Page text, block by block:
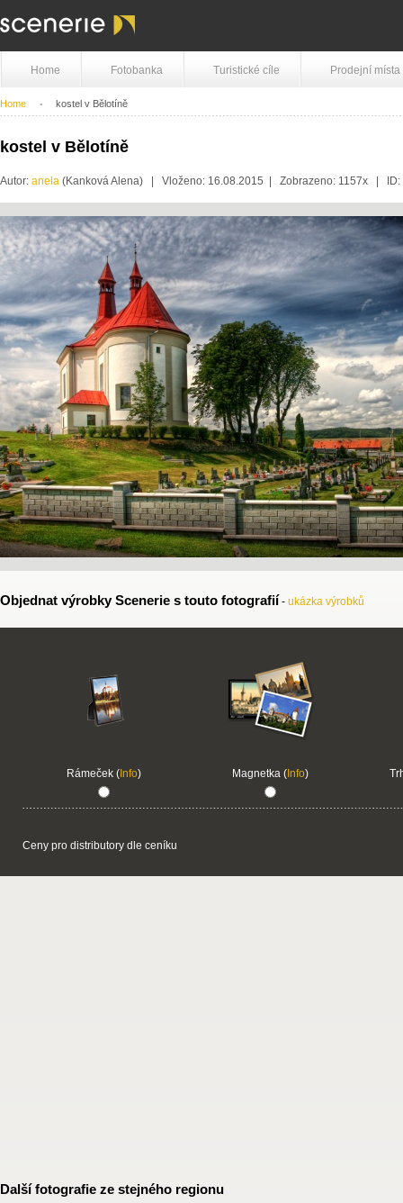
Home Fotobanka Turistické cíle Prodejní místa
Home kostel v Bělotíně
kostel v Bělotíně
Autor: anela (Kanková Alena) | Vloženo: 16.08.2015 | Zobrazeno: 1157x | ID:
Objednat výrobky Scenerie s touto fotografií - ukázka výrobků
Rámeček (Info) Magnetka (Info)
Ceny pro distributory dle ceníku
Další fotografie ze stejného regionu